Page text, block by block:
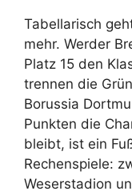
Tabellarisch
mehr. Werder
Platz 15 den
trennen die
Borussia
Punkten die
bleibt, ist ein
Rechenspiele:
Weserstadion